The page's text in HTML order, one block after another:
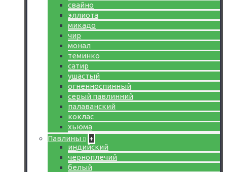
свайно
эллиота
микадо
чир
монал
теминко
сатир
ушастый
огненноспинный
серый павлинний
палаванский
коклас
хьюма
Павлины
+
индийский
черноплечий
белый